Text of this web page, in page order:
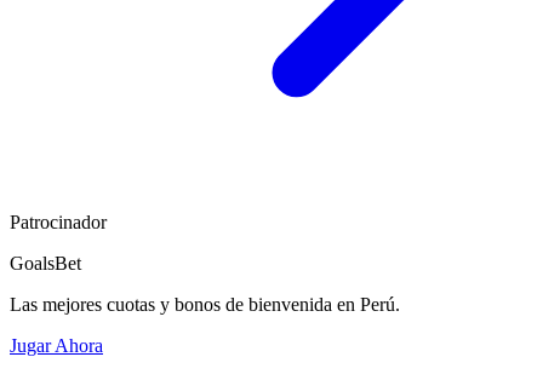
Patrocinador
GoalsBet
Las mejores cuotas y bonos de bienvenida en Perú.
Jugar Ahora